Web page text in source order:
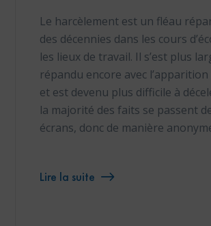
Le harcèlement est un fléau
des décennies dans les cours
les lieux de travail. Il s’est plus
répandu encore avec
et est devenu plus difficile à
la majorité des faits se passent
écrans, donc de manière
Lire la suite